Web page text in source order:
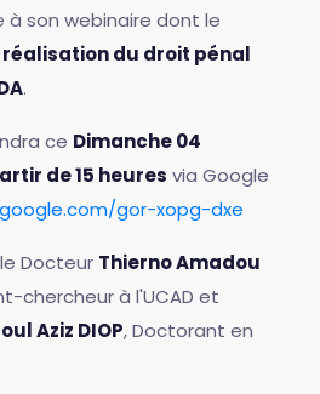
à son webinaire dont le
réalisation du droit pénal
.
ce Dimanche 04
de 15 heures via Google
gor-xopg-dxe
Docteur Thierno Amadou
chercheur à l'UCAD et
Aziz DIOP, Doctorant en